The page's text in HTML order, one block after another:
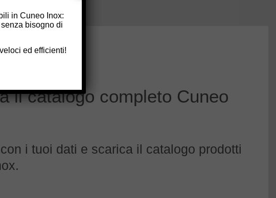
il catalogo completo Cuneo
i tuoi dati e scarica il catalogo prodotti
in Cuneo Inox:
bisogno di
ed efficienti!